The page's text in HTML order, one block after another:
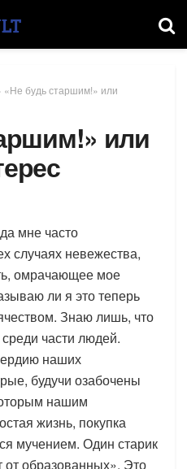
«Не будь старшим!» или
или
мне часто
случаях невежества,
омрачающее мое
ли я это теперь
Знаю лишь, что
части людей.
наших
будучи озабочены
нашим
жизнь, покупка
мучением. Один старик
от образованных». Это